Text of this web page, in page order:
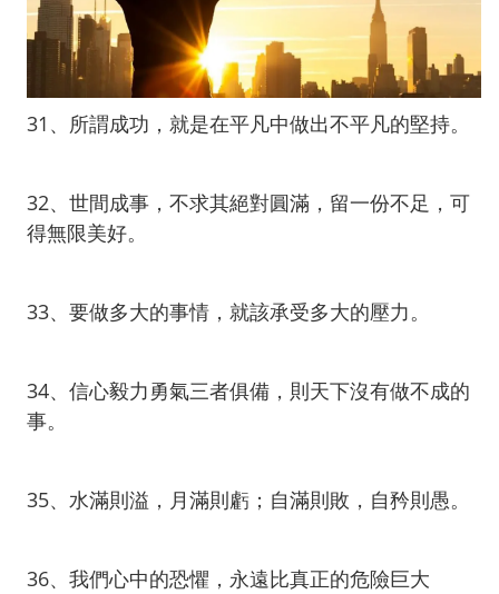
31、所謂成功，就是在平凡中做出不平凡的堅持。
32、世間成事，不求其絕對圓滿，留一份不足，可
得無限美好。
33、要做多大的事情，就該承受多大的壓力。
34、信心毅力勇氣三者俱備，則天下沒有做不成的
事。
35、水滿則溢，月滿則虧；自滿則敗，自矜則愚。
36、我們心中的恐懼，永遠比真正的危險巨大